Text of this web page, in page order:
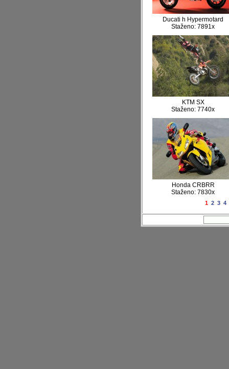
Ducati h Hypermotard
Staženo: 7891x
KTM SX
Staženo: 7740x
Honda CRBRR
Staženo: 7830x
1 2 3 4